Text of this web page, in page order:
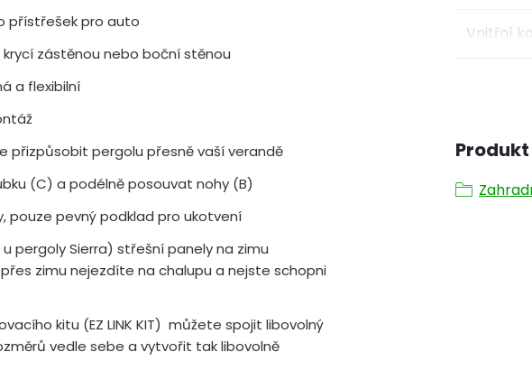
přístřešek pro auto
krycí zástěnou nebo boční stěnou
a flexibilní
přizpůsobit pergolu přesně vaší verandě
(C) a podélně posouvat nohy (B)
pouze pevný podklad pro ukotvení
pergoly Sierra) střešní panely na zimu
zimu nejezdíte na chalupu a nejste schopni
kitu (EZ LINK KIT) můžete spojit libovolný
vedle sebe a vytvořit tak libovolně
Vnitřní